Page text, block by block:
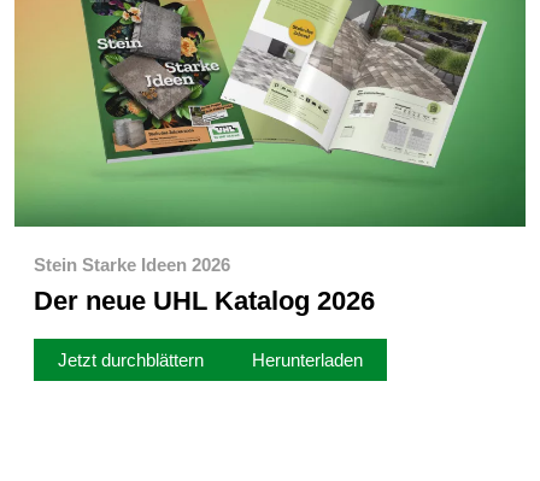
Stein Starke Ideen 2026
Der neue UHL Katalog 2026
Jetzt durchblättern Herunterladen